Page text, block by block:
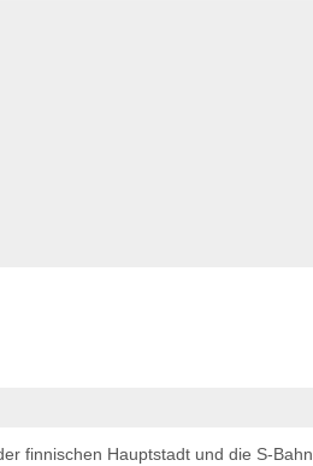
finnischen Hauptstadt und die S-Bahn